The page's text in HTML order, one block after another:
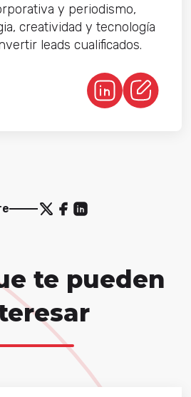
y periodismo,
creatividad y tecnología
leads cualificados.
te pueden